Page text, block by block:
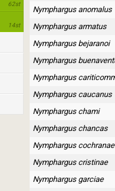
62st
14st
Nymphargus anomalus
Nymphargus armatus
Nymphargus bejaranoi
Nymphargus
Nymphargus
Nymphargus caucanus
Nymphargus chami
Nymphargus chancas
Nymphargus cochranae
Nymphargus cristinae
Nymphargus garciae